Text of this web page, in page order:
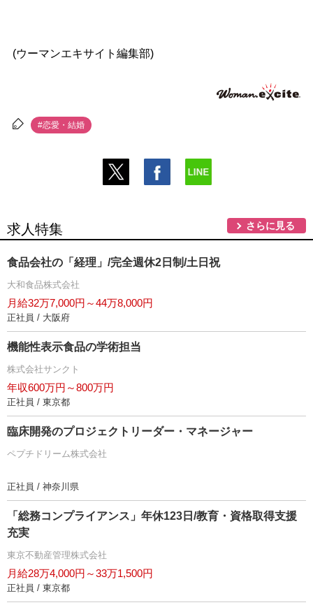
(ウーマンエキサイト編集部)
#恋愛・結婚
求人特集 さらに見る
食品会社の「経理」/完全週休2日制/土日祝
大和食品株式会社
月給32万7,000円～44万8,000円
正社員 / 大阪府
機能性表示食品の学術担当
株式会社サンクト
年収600万円～800万円
正社員 / 東京都
臨床開発のプロジェクトリーダー・マネージャー
ペプチドリーム株式会社
正社員 / 神奈川県
「総務コンプライアンス」年休123日/教育・資格取得支援
充実
東京不動産管理株式会社
月給28万4,000円～33万1,500円
正社員 / 東京都